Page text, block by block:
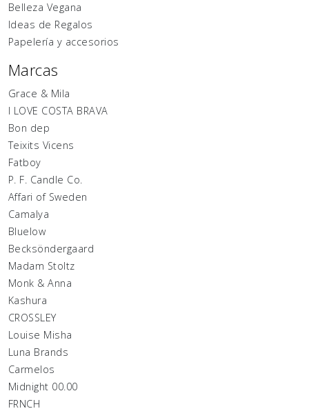
Belleza Vegana
Ideas de Regalos
Papelería y accesorios
Marcas
Grace & Mila
I LOVE COSTA BRAVA
Bon dep
Teixits Vicens
Fatboy
P. F. Candle Co.
Affari of Sweden
Camalya
Bluelow
Becksöndergaard
Madam Stoltz
Monk & Anna
Kashura
CROSSLEY
Louise Misha
Luna Brands
Carmelos
Midnight 00.00
FRNCH